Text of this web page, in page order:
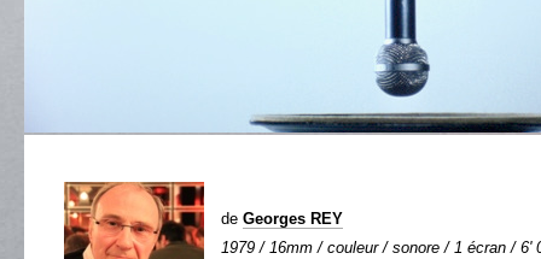
de Georges REY
1979 / 16mm / couleur / sonore / 1 écran / 6'